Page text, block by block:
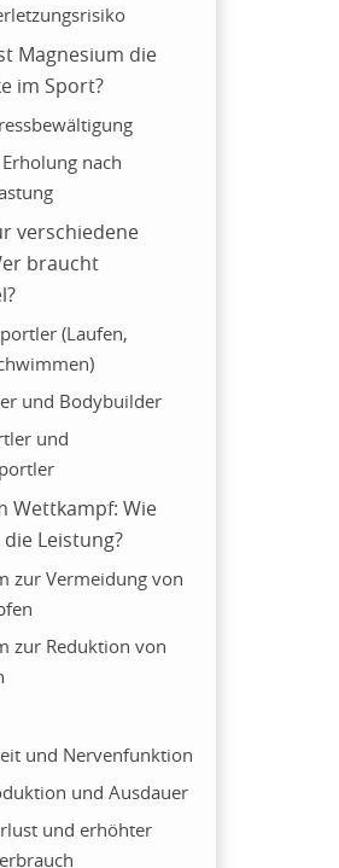
Magnesium die
im Sport?
nach
verschiedene
braucht
(Laufen,
und Bodybuilder
und
Wettkampf: Wie
Leistung?
zur Vermeidung von
zur Reduktion von
und Nervenfunktion
und Ausdauer
und erhöhter